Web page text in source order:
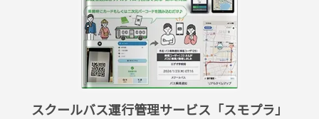
スクールバス運行管理サービス「スモプラ」